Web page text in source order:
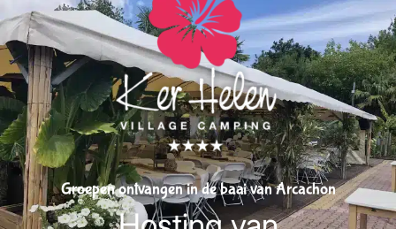
Groepen ontvangen in de baai van Arcachon